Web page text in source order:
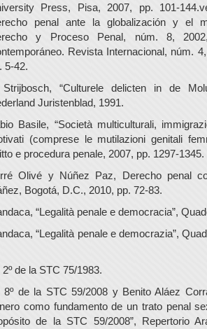
Press, Pisa, 2007, pp. 101-
penal ante la globalización y el
y Proceso Penal, núm. 8,
Revista Internacional, núm.
5-42.
“Culturele delicten in de
Juristenblad, 1991.
Basile, “Società multiculturali,
(comprese le mutilazioni genitali
e procedura penale, 2007, pp. 1297-1345.
Olivé y Núñez Paz, Derecho penal
Bogotá, D.C., 2010, pp. 72-83.
“Legalità penale e democracia”,
“Legalità penale e democrazia”,
de la STC 75/1983.
8º de la STC 59/2008 y Benito Aláez
como fundamento de un trato penal
de la STC 59/2008”, Repertorio